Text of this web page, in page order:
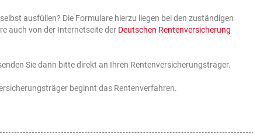
ausfüllen? Die Formulare hierzu liegen bei den zuständigen
auch von der Internetseite der Deutschen Rentenversicherung
Sie dann bitte direkt an Ihren Rentenversicherungsträger.
beginnt das Rentenverfahren.